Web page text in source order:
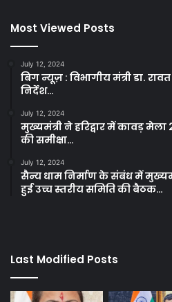
Most Viewed Posts
July 12, 2024
बिग न्यूज़ : विभागीय मंत्री डा.
निर्देश…
July 12, 2024
मुख्यमंत्री ने हरिद्वार में कावड़
की समीक्षा…
July 12, 2024
सैन्य धाम निर्माण के संबंध में
हुई उच्च स्तरीय समिति की बैठक…
Last Modified Posts